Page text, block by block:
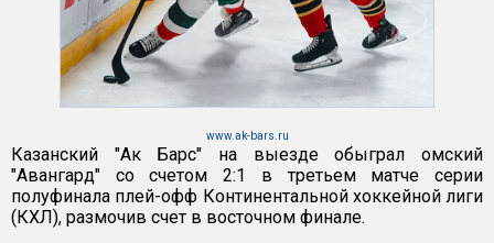
www.ak-bars.ru
Казанский "Ак Барс" на выезде обыграл омский
"Авангард" со счетом 2:1 в третьем матче серии
полуфинала плей-офф Континентальной хоккейной лиги
(КХЛ), размочив счет в восточном финале.